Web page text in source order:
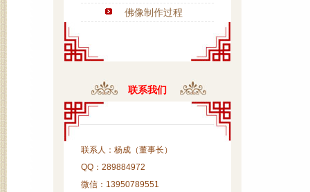
佛像制作过程
联系我们
联系人：杨成（董事长）
QQ：289884972
微信：13950789551